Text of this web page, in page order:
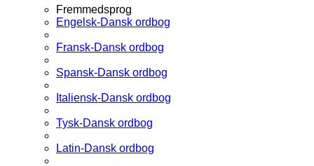
Fremmedsprog
Engelsk-Dansk ordbog
Fransk-Dansk ordbog
Spansk-Dansk ordbog
Italiensk-Dansk ordbog
Tysk-Dansk ordbog
Latin-Dansk ordbog